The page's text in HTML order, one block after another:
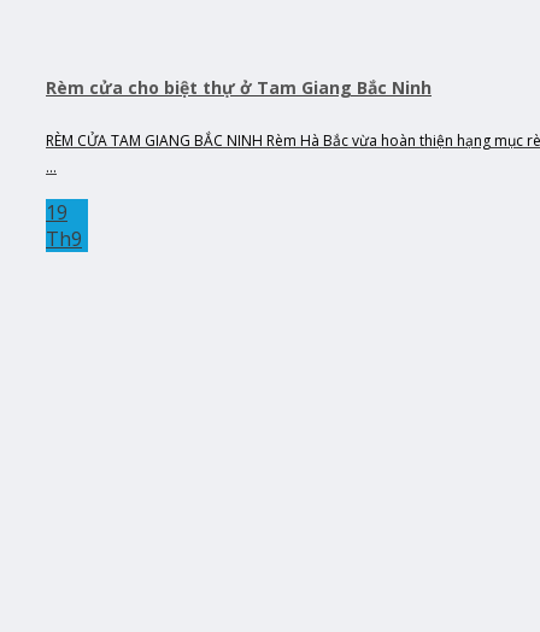
Rèm cửa cho biệt thự ở Tam Giang Bắc Ninh
RÈM CỬA TAM GIANG BẮC NINH Rèm Hà Bắc vừa hoàn thiện hạng mục
...
19
Th9